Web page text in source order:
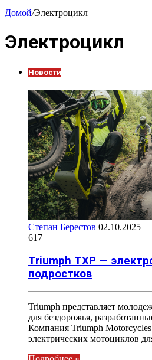
Домой/Электроцикл
Электроцикл
Новости
Степан Берестов 02.10.2025
617
Triumph TXP —
подростков
Triumph представляет
для бездорожья,
Компания Triumph
электрических мотоциклов